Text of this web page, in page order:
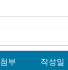
첨부 작성일